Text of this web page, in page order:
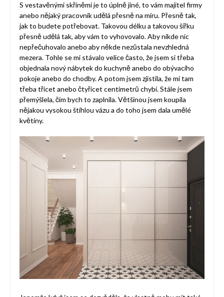
S vestavěnými skříněmi je to úplně jiné, to vám majitel firmy
anebo nějaký pracovník udělá přesně na míru. Přesně tak,
jak to budete potřebovat. Takovou délku a takovou šířku
přesně udělá tak, aby vám to vyhovovalo. Aby nikde nic
nepřečuhovalo anebo aby někde nezůstala nevzhledná
mezera. Tohle se mi stávalo velice často, že jsem si třeba
objednala nový nábytek do kuchyně anebo do obývacího
pokoje anebo do chodby. A potom jsem zjistila, že mi tam
třeba třicet anebo čtyřicet centimetrů chybí. Stále jsem
přemýšlela, čím bych to zaplnila. Většinou jsem koupila
nějakou vysokou štíhlou vázu a do toho jsem dala umělé
květiny.